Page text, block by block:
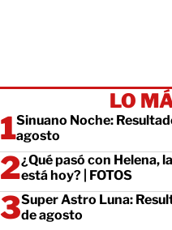
LO
Sinuano Noche:
agosto
¿Qué pasó con Helena,
está hoy? | FOTOS
Super Astro Luna:
de agosto